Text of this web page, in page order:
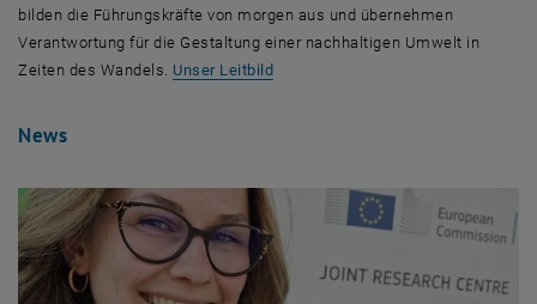
bilden die Führungskräfte von morgen aus und übernehmen
Verantwortung für die Gestaltung einer nachhaltigen Umwelt in
Zeiten des Wandels. Unser Leitbild
News